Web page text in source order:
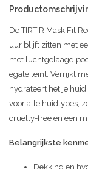
De TIRTIR Mask Fit
uur blijft zitten met
met luchtgelaagd
egale teint. Verrijkt
hydrateert het je
voor alle huidtypes,
cruelty-free en een
Belangrijkste
Dekking en